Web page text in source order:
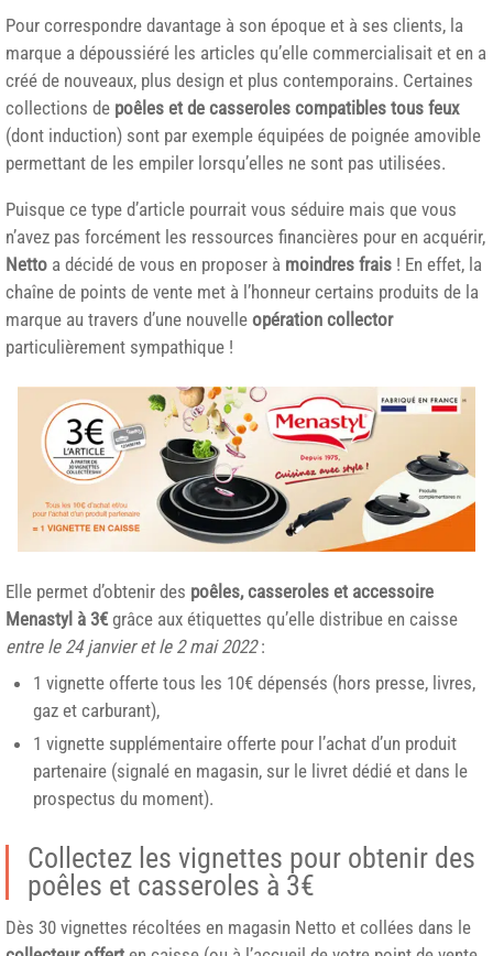
Pour correspondre davantage à son époque et à ses clients, la
marque a dépoussiéré les articles qu’elle commercialisait et en a
créé de nouveaux, plus design et plus contemporains. Certaines
collections de poêles et de casseroles compatibles tous feux
(dont induction) sont par exemple équipées de poignée amovible
permettant de les empiler lorsqu’elles ne sont pas utilisées.
Puisque ce type d’article pourrait vous séduire mais que vous
n’avez pas forcément les ressources financières pour en acquérir,
Netto a décidé de vous en proposer à moindres frais ! En effet, la
chaîne de points de vente met à l’honneur certains produits de la
marque au travers d’une nouvelle opération collector
particulièrement sympathique !
Elle permet d’obtenir des poêles, casseroles et accessoire
Menastyl à 3€ grâce aux étiquettes qu’elle distribue en caisse
entre le 24 janvier et le 2 mai 2022:
1 vignette offerte tous les 10€ dépensés (hors presse, livres,
gaz et carburant),
1 vignette supplémentaire offerte pour l’achat d’un produit
partenaire (signalé en magasin, sur le livret dédié et dans le
prospectus du moment).
Collectez les vignettes pour obtenir des
poêles et casseroles à 3€
Dès 30 vignettes récoltées en magasin Netto et collées dans le